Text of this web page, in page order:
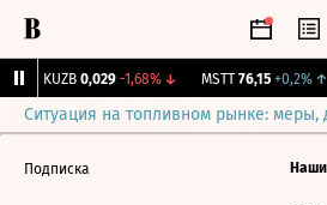
KUZB 0,029 -1,68%↓ MSTT 76,15 +0,2%↑
Ситуация на топливном рынке: меры,
Подписка